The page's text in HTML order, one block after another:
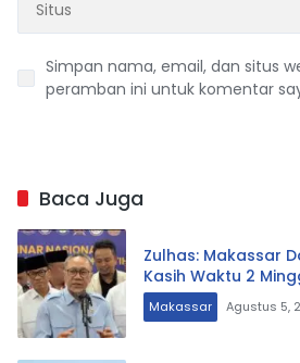
Simpan nama, email, dan situs
peramban ini untuk komentar
Baca Juga
Zulhas: Makassar
Kasih Waktu 2
Makassar Agustus 5,